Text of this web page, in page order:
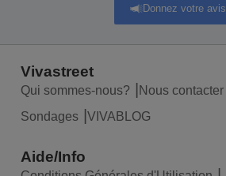
Donnez votre avis
Vivastreet
Qui sommes-nous? Nous contacter
Sondages
VIVABLOG
Aide/Info